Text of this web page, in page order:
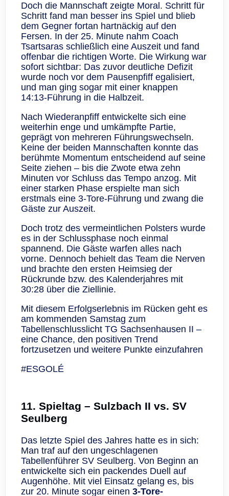
Doch die Mannschaft zeigte Moral. Schritt für
Schritt fand man besser ins Spiel und blieb
dem Gegner fortan hartnäckig auf den
Fersen. In der 25. Minute nahm Coach
Tsartsaras schließlich eine Auszeit und fand
offenbar die richtigen Worte. Die Wirkung war
sofort sichtbar: Das zuvor deutliche Defizit
wurde noch vor dem Pausenpfiff egalisiert,
und man ging sogar mit einer knappen
14:13‑Führung in die Halbzeit.
Nach Wiederanpfiff entwickelte sich eine
weiterhin enge und umkämpfte Partie,
geprägt von mehreren Führungswechseln.
Keine der beiden Mannschaften konnte das
berühmte Momentum entscheidend auf seine
Seite ziehen – bis die Zwote etwa zehn
Minuten vor Schluss das Tempo anzog. Mit
einer starken Phase erspielte man sich
erstmals eine 3‑Tore‑Führung und zwang die
Gäste zur Auszeit.
Doch trotz des vermeintlichen Polsters wurde
es in der Schlussphase noch einmal
spannend. Die Gäste warfen alles nach
vorne. Dennoch behielt das Team die Nerven
und brachte den ersten Heimsieg der
Rückrunde bzw. des Kalenderjahres mit
30:28 über die Ziellinie.
Mit diesem Erfolgserlebnis im Rücken geht es
am kommenden Samstag zum
Tabellenschlusslicht TG Sachsenhausen II –
eine Chance, den positiven Trend
fortzusetzen und weitere Punkte einzufahren
#ESGOLÉ
11. Spieltag – Sulzbach II vs. SV
Seulberg
Das letzte Spiel des Jahres hatte es in sich:
Man traf auf den ungeschlagenen
Tabellenführer SV Seulberg. Von Beginn an
entwickelte sich ein packendes Duell auf
Augenhöhe. Mit viel Einsatz gelang es, bis
zur 20. Minute sogar einen 3-Tore-